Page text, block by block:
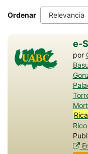
Ordenar
e-
por